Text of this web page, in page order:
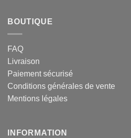
BOUTIQUE
FAQ
Livraison
Paiement sécurisé
Conditions générales de vente
Mentions légales
INFORMATION